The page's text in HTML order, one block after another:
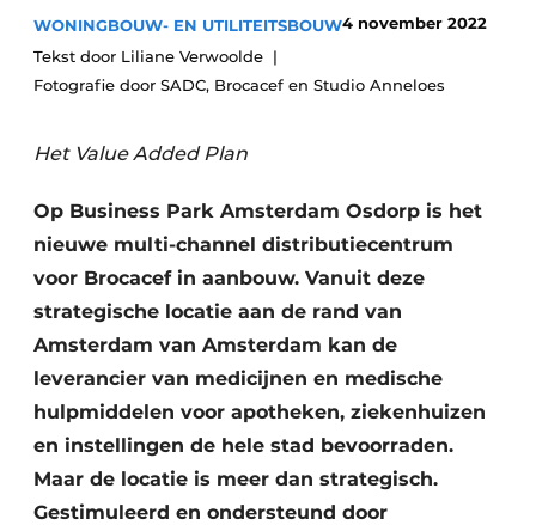
Podcasts
Privacy / Cookie statement
Vacature aanmelden
Glas
Modulair bouwen
WONINGBOUW- EN UTILITEITSBOUW4 november 2022
Tekst door Liliane Verwoolde
Fotografie door SADC, Brocacef en Studio Anneloes
Het Value Added Plan
Op Business Park Amsterdam Osdorp is het
nieuwe multi-channel distributiecentrum
voor Brocacef in aanbouw. Vanuit deze
strategische locatie aan de rand van
Amsterdam van Amsterdam kan de
leverancier van medicijnen en medische
hulpmiddelen voor apotheken, ziekenhuizen
en instellingen de hele stad bevoorraden.
Maar de locatie is meer dan strategisch.
Gestimuleerd en ondersteund door